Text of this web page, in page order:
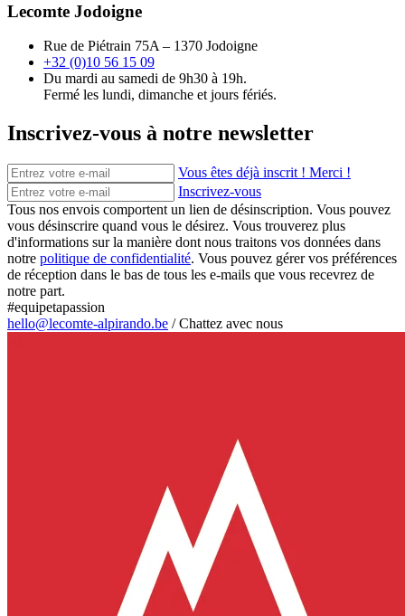
Lecomte Jodoigne
Rue de Piétrain 75A – 1370 Jodoigne
+32 (0)10 56 15 09
Du mardi au samedi de 9h30 à 19h.
Fermé les lundi, dimanche et jours fériés.
Inscrivez-vous à notre newsletter
Vous êtes déjà inscrit ! Merci !
Inscrivez-vous
Tous nos envois comportent un lien de désinscription. Vous pouvez
vous désinscrire quand vous le désirez. Vous trouverez plus
d'informations sur la manière dont nous traitons vos données dans
notre politique de confidentialité. Vous pouvez gérer vos préférences
de réception dans le bas de tous les e-mails que vous recevrez de
notre part.
#equipetapassion
hello@lecomte-alpirando.be /Chattez avec nous